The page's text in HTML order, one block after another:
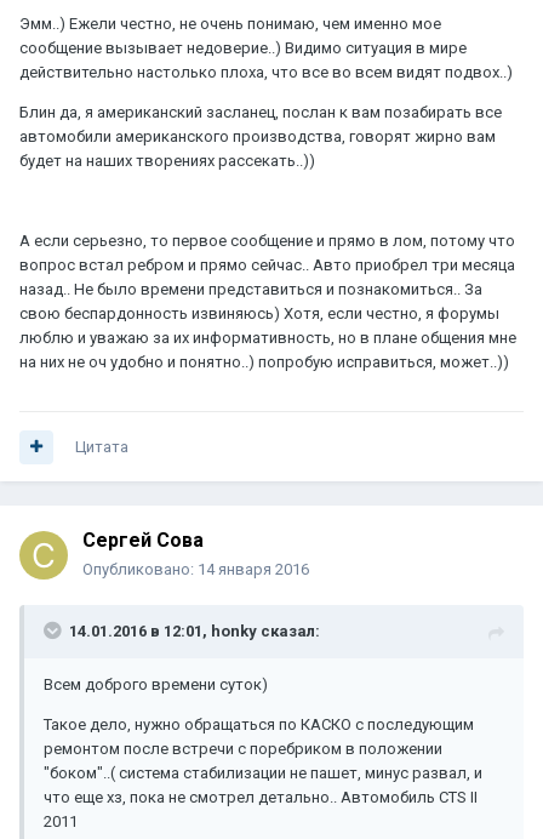
Эмм..) Ежели честно, не очень понимаю, чем именно мое
сообщение вызывает недоверие..) Видимо ситуация в мире
действительно настолько плоха, что все во всем видят подвох..)
Блин да, я американский засланец, послан к вам позабирать все
автомобили американского производства, говорят жирно вам
будет на наших творениях рассекать..))
А если серьезно, то первое сообщение и прямо в лом, потому что
вопрос встал ребром и прямо сейчас.. Авто приобрел три месяца
назад.. Не было времени представиться и познакомиться.. За
свою беспардонность извиняюсь) Хотя, если честно, я форумы
люблю и уважаю за их информативность, но в плане общения мне
на них не оч удобно и понятно..) попробую исправиться, может..))
Цитата
Сергей Сова
Опубликовано: 14 января 2016
14.01.2016 в 12:01, honky сказал:
Всем доброго времени суток)
Такое дело, нужно обращаться по КАСКО с последующим
ремонтом после встречи с поребриком в положении
"боком"..( система стабилизации не пашет, минус развал, и
что еще хз, пока не смотрел детально.. Автомобиль CTS II
2011